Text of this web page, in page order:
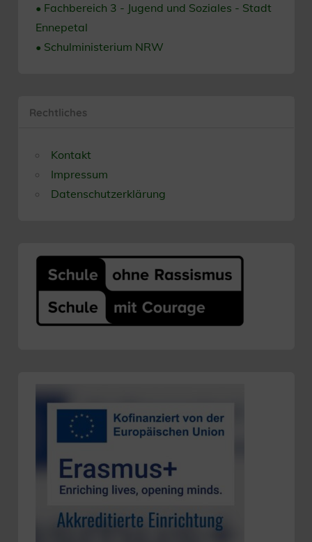
• Fachbereich 3 - Jugend und Soziales - Stadt
Ennepetal
• Schulministerium NRW
Rechtliches
Kontakt
Impressum
Datenschutzerklärung